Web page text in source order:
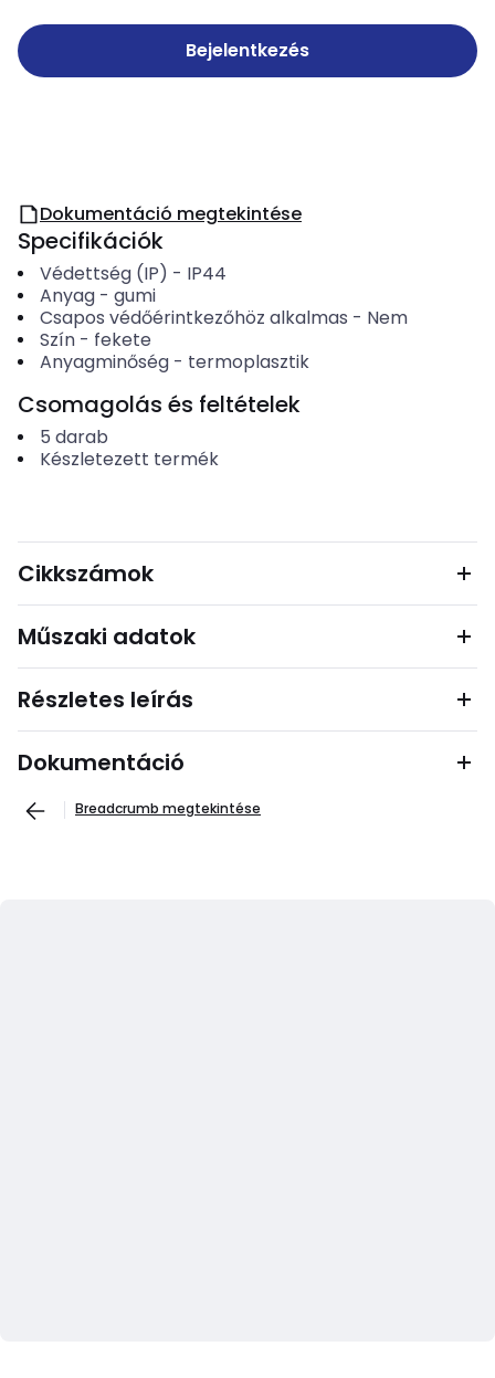
Bejelentkezés
Dokumentáció megtekintése
Specifikációk
Védettség (IP) - IP44
Anyag- gumi
Csapos védőérintkezőhöz alkalmas - Nem
Szín- fekete
Anyagminőség- termoplasztik
Csomagolás és feltételek
5 darab
Készletezett termék
Cikkszámok
Műszaki adatok
Részletes leírás
Dokumentáció
Breadcrumb megtekintése